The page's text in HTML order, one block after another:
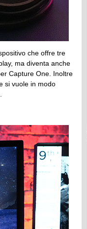
che offre tre
ma diventa anche
Capture One. Inoltre
si vuole in modo